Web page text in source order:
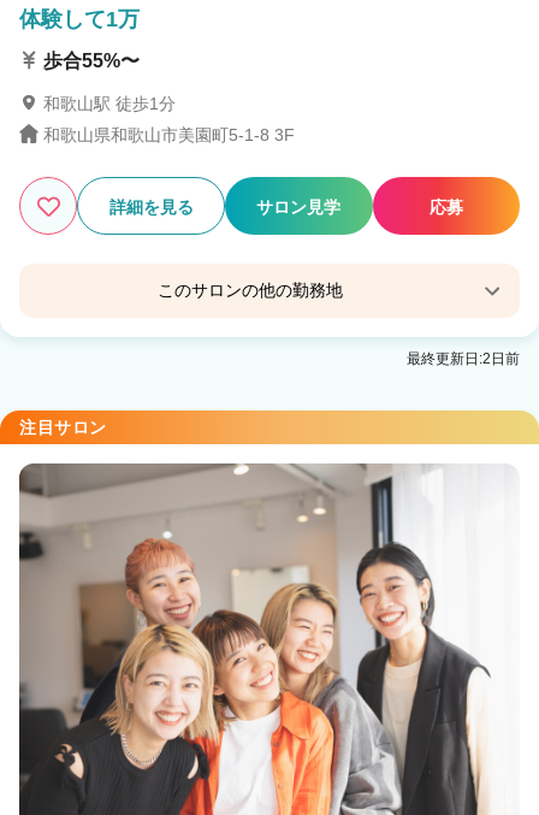
土日休み可
検索する
体験して1万
歩合55%〜
和歌山駅 徒歩1分
和歌山県和歌山市美園町5-1-8 3F
詳細を見る サロン見学 応募
このサロンの他の勤務地
Agu hair marine田辺
Agu hair plus 宮前
Agu hair 和歌山ガーデンパーク前
和歌山市駅 車8分
Agu hair prune 和歌山駅前
和歌山駅 徒歩1分
Agu hair favor 和歌山岩出
岩出駅 徒歩15分
Agu hair 土入
東松江(和歌山)駅 車5分
最終更新日:2日前
注目サロン